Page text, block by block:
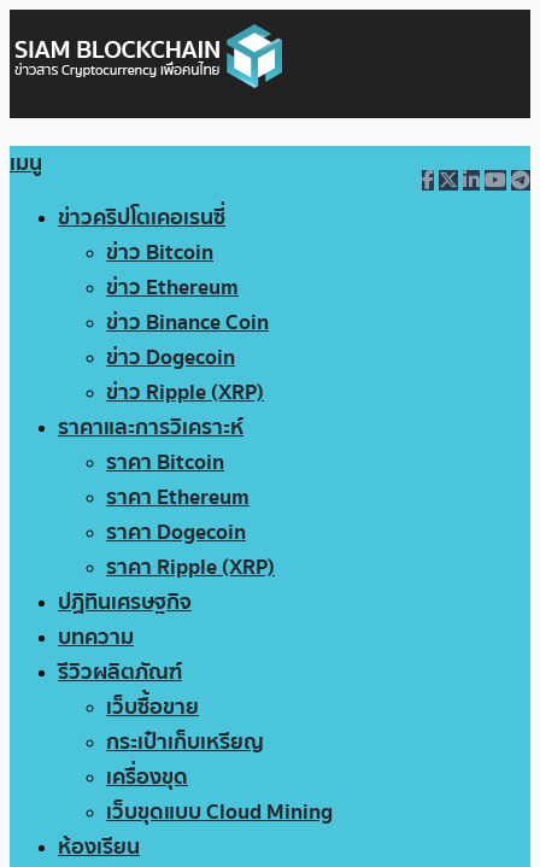
เมนู
ข่าวคริปโตเคอเรนซี่
ข่าว Bitcoin
ข่าว Ethereum
ข่าว Binance Coin
ข่าว Dogecoin
ข่าว Ripple (XRP)
ราคาและการวิเคราะห์
ราคา Bitcoin
ราคา Ethereum
ราคา Dogecoin
ราคา Ripple (XRP)
ปฏิทินเศรษฐกิจ
บทความ
รีวิวผลิตภัณฑ์
เว็บซื้อขาย
กระเป๋าเก็บเหรียญ
เครื่องขุด
เว็บขุดแบบ Cloud Mining
ห้องเรียน